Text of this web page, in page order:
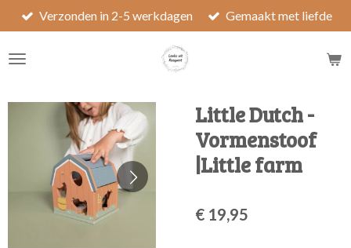
Ga
direct
naar
Verzonden in 2-5 werkdagen Gemaakt met liefde
Little Dutch -
Vormenstoof
|Little farm
€ 19,95